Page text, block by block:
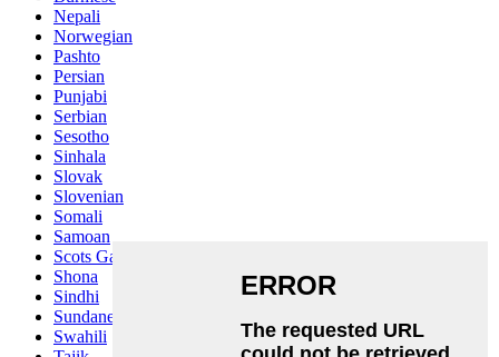
Nepali
Norwegian
Pashto
Persian
Punjabi
Serbian
Sesotho
Sinhala
Slovak
Slovenian
Somali
Samoan
Scots Gaelic
Shona
Sindhi
Sundanese
Swahili